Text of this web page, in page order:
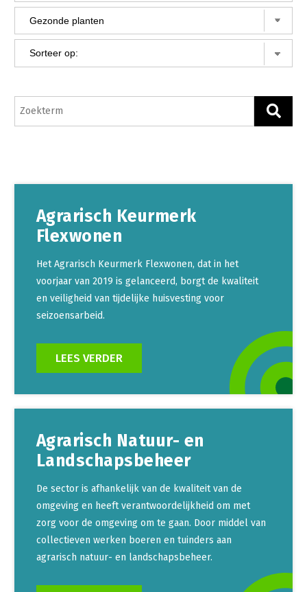
Gezonde planten
Gezonde dieren
Natuur, klimaat en energie
Platteland en omgeving
Sectoren
Dier
Biologische Landbouw
Geitenhouderij
Kalverhouderij
Konijnenhouderij
Paardenhouderij
Schapenhouderij
Varkenshouderij
Vleesveehouderij
Plant
Akkerbouw
Biologische Landbouw
Bollenteelt
Fruitteelt
Paddenstoelen
Vollegrondsgroente
Multifunctionele landbouw
Multifunctioneel
Vrouw en Bedrijf
Onderwerpen
Webinars
Over LTO
LTO Nederland
Mensen
Bestuur en Directie
Medewerkers
Vakgroepbestuurders
Jaarverslag 2023
Vacatures
Pers
Contact
Agrarisch Keurmerk
Flexwonen
Het Agrarisch Keurmerk Flexwonen, dat in het
voorjaar van 2019 is gelanceerd, borgt de kwaliteit
en veiligheid van tijdelijke huisvesting voor
seizoensarbeid.
LEES VERDER
Agrarisch Natuur- en
Landschapsbeheer
De sector is afhankelijk van de kwaliteit van de
omgeving en heeft verantwoordelijkheid om met
zorg voor de omgeving om te gaan. Door middel van
collectieven werken boeren en tuinders aan
agrarisch natuur- en landschapsbeheer.